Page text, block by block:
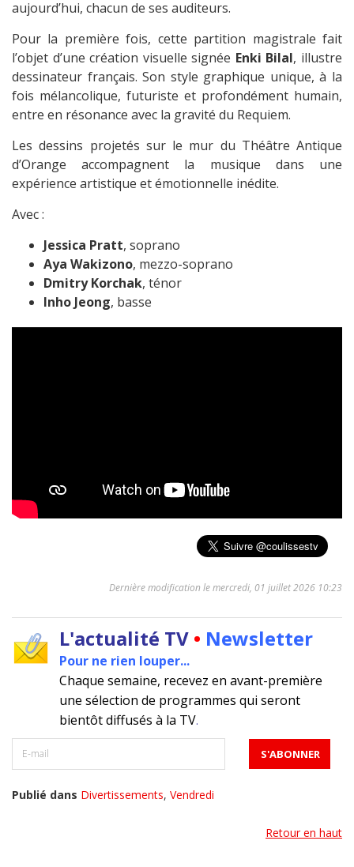
aujourd’hui, chacun de ses auditeurs.
Pour la première fois, cette partition magistrale fait
l’objet d’une création visuelle signée Enki Bilal, illustre
dessinateur français. Son style graphique unique, à la
fois mélancolique, futuriste et profondément humain,
entre en résonance avec la gravité du Requiem.
Les dessins projetés sur le mur du Théâtre Antique
d’Orange accompagnent la musique dans une
expérience artistique et émotionnelle inédite.
Avec :
Jessica Pratt, soprano
Aya Wakizono, mezzo-soprano
Dmitry Korchak, ténor
Inho Jeong, basse
Dernière modification le mercredi, 01 juillet 2026 10:23
L'actualité TV • Newsletter
Pour ne rien louper...
Chaque semaine, recevez en avant-première
une sélection de programmes qui seront
bientôt diffusés à la TV.
Publié dans Divertissements, Vendredi
Retour en haut